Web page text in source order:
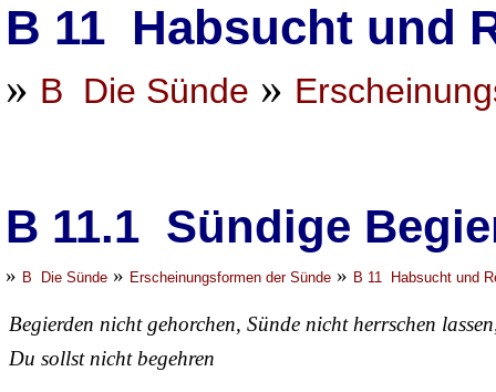
B 11 Habsucht und
» B Die Sünde »
B 11.1 Sündige
» B Die Sünde » Erscheinungsformen der Sünde » B 11 Habsucht und
Begierden nicht gehorchen, Sünde nicht herrschen
Du sollst nicht begehren